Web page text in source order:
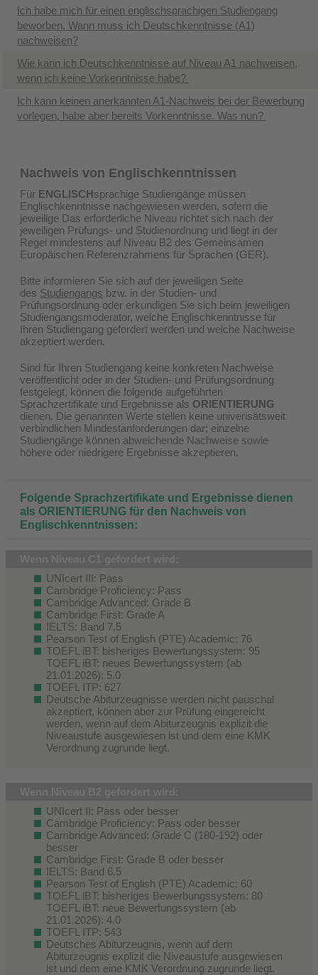
Ich habe mich für einen englischsprachigen Studiengang
beworben. Wann muss ich Deutschkenntnisse (A1)
nachweisen?
Wie kann ich Deutschkenntnisse auf Niveau A1 nachweisen,
wenn ich keine Vorkenntnisse habe?
Ich kann keinen anerkannten A1-Nachweis bei der Bewerbung
vorlegen, habe aber bereits Vorkenntnisse. Was nun?
Nachweis von Englischkenntnissen
Für ENGLISCHsprachige Studiengänge müssen
Englischkenntnisse nachgewiesen werden, sofern die
jeweilige Das erforderliche Niveau richtet sich nach der
jeweiligen Prüfungs- und Studienordnung und liegt in der
Regel mindestens auf Niveau B2 des Gemeinsamen
Europäischen Referenzrahmens für Sprachen (GER).
Bitte informieren Sie sich auf der jeweiligen Seite
des Studiengangs bzw. in der Studien- und
Prüfungsordnung oder erkundigen Sie sich beim jeweiligen
Studiengangsmoderator, welche Englischkenntnisse für
Ihren Studiengang gefordert werden und welche Nachweise
akzeptiert werden.
Sind für Ihren Studiengang keine konkreten Nachweise
veröffentlicht oder in der Studien- und Prüfungsordnung
festgelegt, können die folgende aufgeführten
Sprachzertifikate und Ergebnisse als ORIENTIERUNG
dienen. Die genannten Werte stellen keine univerisätsweit
verbindlichen Mindestanforderungen dar; einzelne
Studiengänge können abweichende Nachweise sowie
höhere oder niedrigere Ergebnisse akzeptieren.
Folgende Sprachzertifikate und Ergebnisse dienen
als ORIENTIERUNG für den Nachweis von
Englischkenntnissen:
UNIcert III: Pass
Cambridge Proficiency: Pass
Cambridge Advanced: Grade B
Cambridge First: Grade A
IELTS: Band 7.5
Pearson Test of English (PTE) Academic: 76
TOEFL iBT: bisheriges Bewertungssystem: 95
TOEFL iBT: neues Bewertungssystem (ab
21.01.2026): 5.0
TOEFL ITP: 627
Deutsche Abiturzeugnisse werden nicht pauschal
akzeptiert, können aber zur Prüfung eingereicht
werden, wenn auf dem Abiturzeugnis explizit die
Niveaustufe ausgewiesen ist und dem eine KMK
Verordnung zugrunde liegt.
UNIcert II: Pass oder besser
Cambridge Proficiency: Pass oder besser
Cambridge Advanced: Grade C (180-192) oder
besser
Cambridge First: Grade B oder besser
IELTS: Band 6.5
Pearson Test of English (PTE) Academic: 60
TOEFL iBT: bisheriges Bewerbungssystem: 80
TOEFL iBT: neue Bewertungssystem (ab
21.01.2026): 4.0
TOEFL ITP: 543
Deutsches Abiturzeugnis, wenn auf dem
Abiturzeugnis explizit die Niveaustufe ausgewiesen
ist und dem eine KMK Verordnung zugrunde liegt.